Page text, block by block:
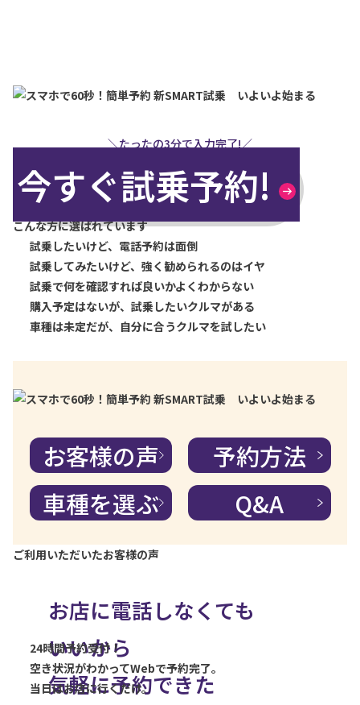
＼たったの3分で入力完了!／
今すぐ試乗予約!
こんな方に選ばれています
試乗したいけど、電話予約は面倒
試乗してみたいけど、強く勧められるのはイヤ
試乗で何を確認すれば良いかよくわからない
購入予定はないが、試乗したいクルマがある
車種は未定だが、自分に合うクルマを試したい
お客様の声
予約方法
車種を選ぶ
Q&A
ご利用いただいたお客様の声
お店に電話しなくても
いいから
気軽に予約できた
24時間予約受付！
空き状況がわかってWebで予約完了。
当日はお店に行くだけ。